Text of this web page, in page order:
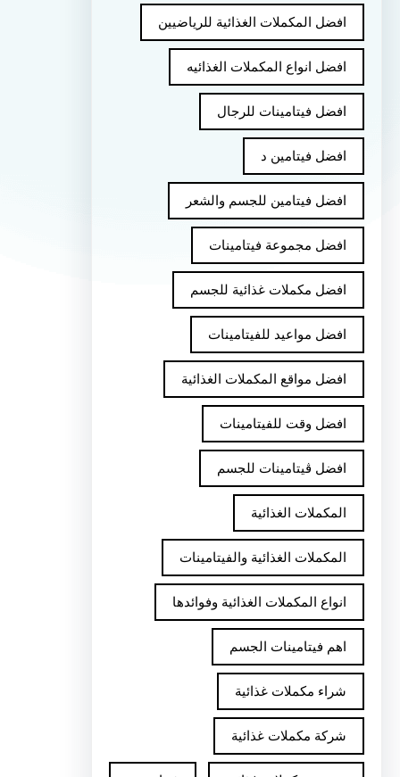
افضل المكملات الغذائية للرياضيين
افضل انواع المكملات الغذائيه
افضل فيتامينات للرجال
افضل فيتامين د
افضل فيتامين للجسم والشعر
افضل مجموعة فيتامينات
افضل مكملات غذائية للجسم
افضل مواعيد للفيتامينات
افضل مواقع المكملات الغذائية
افضل وقت للفيتامينات
افضل ڤيتامينات للجسم
المكملات الغذائية
المكملات الغذائية والفيتامينات
انواع المكملات الغذائية وفوائدها
اهم فيتامينات الجسم
شراء مكملات غذائية
شركة مكملات غذائية